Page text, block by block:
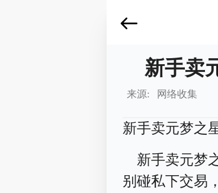
新手卖
来源: 网络收集
新手卖元梦之
新手卖元梦
别碰私下交易